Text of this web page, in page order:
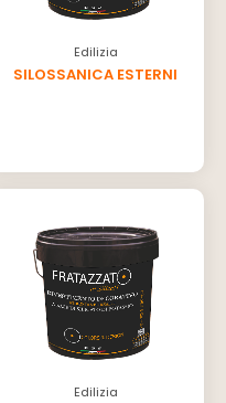
Edilizia
SILOSSANICA ESTERNI
Edilizia